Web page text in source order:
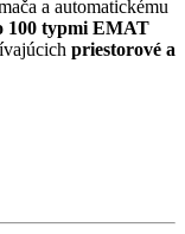
a automatickému
100 typmi EMAT
priestorové a